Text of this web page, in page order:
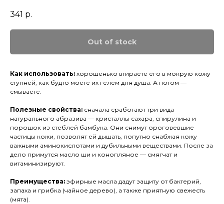
341 р.
Out of stock
Как использовать: хорошенько втираете его в мокрую кожу
ступней, как будто моете их гелем для душа. А потом —
смываете.
Полезные свойства: сначала сработают три вида
натурального абразива — кристаллы сахара, спирулина и
порошок из стеблей бамбука. Они снимут ороговевшие
частицы кожи, позволят ей дышать, попутно снабжая кожу
важными аминокислотами и дубильными веществами. После за
дело примутся масло ши и конопляное — смягчат и
витаминизируют.
Преимущества: эфирные масла дадут защиту от бактерий,
запаха и грибка (чайное дерево), а также приятную свежесть
(мята).